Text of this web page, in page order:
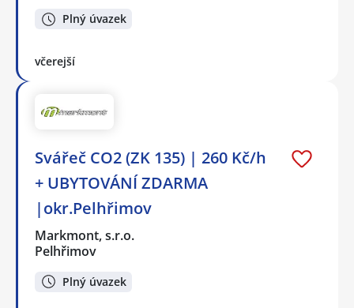
Plný úvazek
včerejší
Svářeč CO2 (ZK 135) | 260 Kč/h
+ UBYTOVÁNÍ ZDARMA
|okr.Pelhřimov
Markmont, s.r.o.
Pelhřimov
Plný úvazek